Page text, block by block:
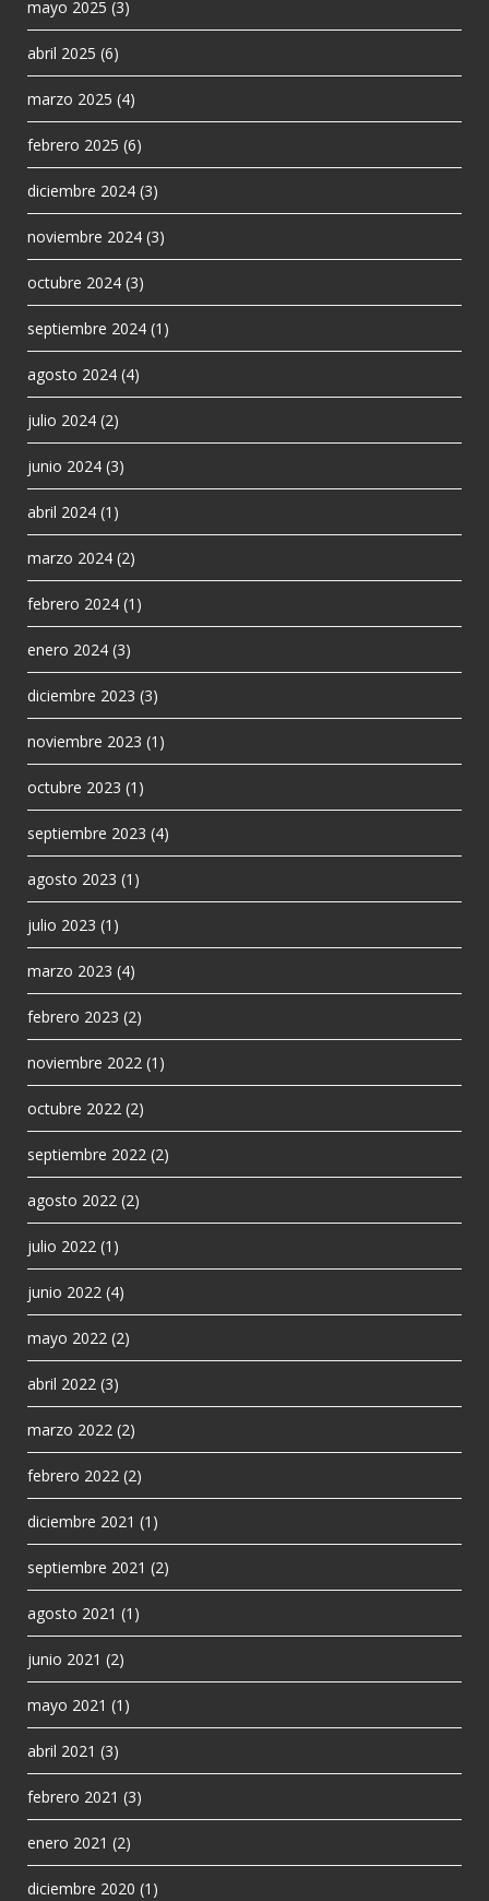
mayo 2025 (3)
abril 2025 (6)
marzo 2025 (4)
febrero 2025 (6)
diciembre 2024 (3)
noviembre 2024 (3)
octubre 2024 (3)
septiembre 2024 (1)
agosto 2024 (4)
julio 2024 (2)
junio 2024 (3)
abril 2024 (1)
marzo 2024 (2)
febrero 2024 (1)
enero 2024 (3)
diciembre 2023 (3)
noviembre 2023 (1)
octubre 2023 (1)
septiembre 2023 (4)
agosto 2023 (1)
julio 2023 (1)
marzo 2023 (4)
febrero 2023 (2)
noviembre 2022 (1)
octubre 2022 (2)
septiembre 2022 (2)
agosto 2022 (2)
julio 2022 (1)
junio 2022 (4)
mayo 2022 (2)
abril 2022 (3)
marzo 2022 (2)
febrero 2022 (2)
diciembre 2021 (1)
septiembre 2021 (2)
agosto 2021 (1)
junio 2021 (2)
mayo 2021 (1)
abril 2021 (3)
febrero 2021 (3)
enero 2021 (2)
diciembre 2020 (1)